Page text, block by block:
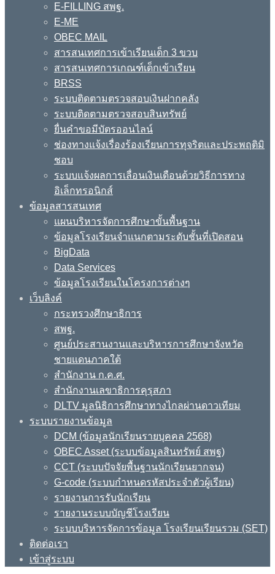
E-FILLING สพฐ.
E-ME
OBEC MAIL
สารสนเทศการเข้าเรียนเด็ก 3 ขวบ
สารสนเทศการเกณฑ์เด็กเข้าเรียน
BRSS
ระบบติดตามตรวจสอบเงินฝากคลัง
ระบบติดตามตรวจสอบสินทรัพย์
ยื่นคำขอมีบัตรออนไลน์
ช่องทางแจ้งเรื่องร้องเรียนการทุจริตและประพฤติมิ
ชอบ
ระบบแจ้งผลการเลื่อนเงินเดือนด้วยวิธีการทาง
อิเล็กทรอนิกส์
ข้อมูลสารสนเทศ
แผนบริหารจัดการศึกษาขั้นพื้นฐาน
ข้อมูลโรงเรียนจำแนกตามระดับชั้นที่เปิดสอน
BigData
Data Services
ข้อมูลโรงเรียนในโครงการต่างๆ
เว็บลิงค์
กระทรวงศึกษาธิการ
สพฐ.
ศูนย์ประสานงานและบริหารการศึกษาจังหวัด
ชายแดนภาคใต้
สำนักงาน ก.ค.ศ.
สำนักงานเลขาธิการคุรุสภา
DLTV มูลนิธิการศึกษาทางไกลผ่านดาวเทียม
ระบบรายงานข้อมูล
DCM (ข้อมูลนักเรียนรายบุคคล 2568)
OBEC Asset (ระบบข้อมูลสินทรัพย์ สพฐ)
CCT (ระบบปัจจัยพื้นฐานนักเรียนยากจน)
G-code (ระบบกำหนดรหัสประจำตัวผู้เรียน)
รายงานการรับนักเรียน
รายงานระบบบัญชีโรงเรียน
ระบบบริหารจัดการข้อมูล โรงเรียนเรียนรวม (SET)
ติดต่อเรา
เข้าสู่ระบบ